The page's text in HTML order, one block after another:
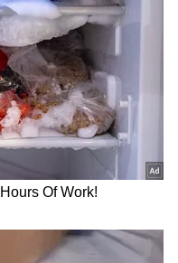
முயற்சி
தங்களின்